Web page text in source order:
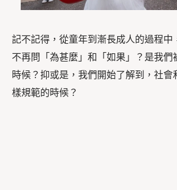
記不記得，從童年到漸長成人的過程中
不再問「為甚麼」和「如果」？是我們
時候？抑或是，我們開始了解到，社會
樣規範的時候？